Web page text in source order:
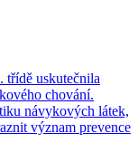
třídě uskutečnila
chování.
návykových látek,
význam prevence